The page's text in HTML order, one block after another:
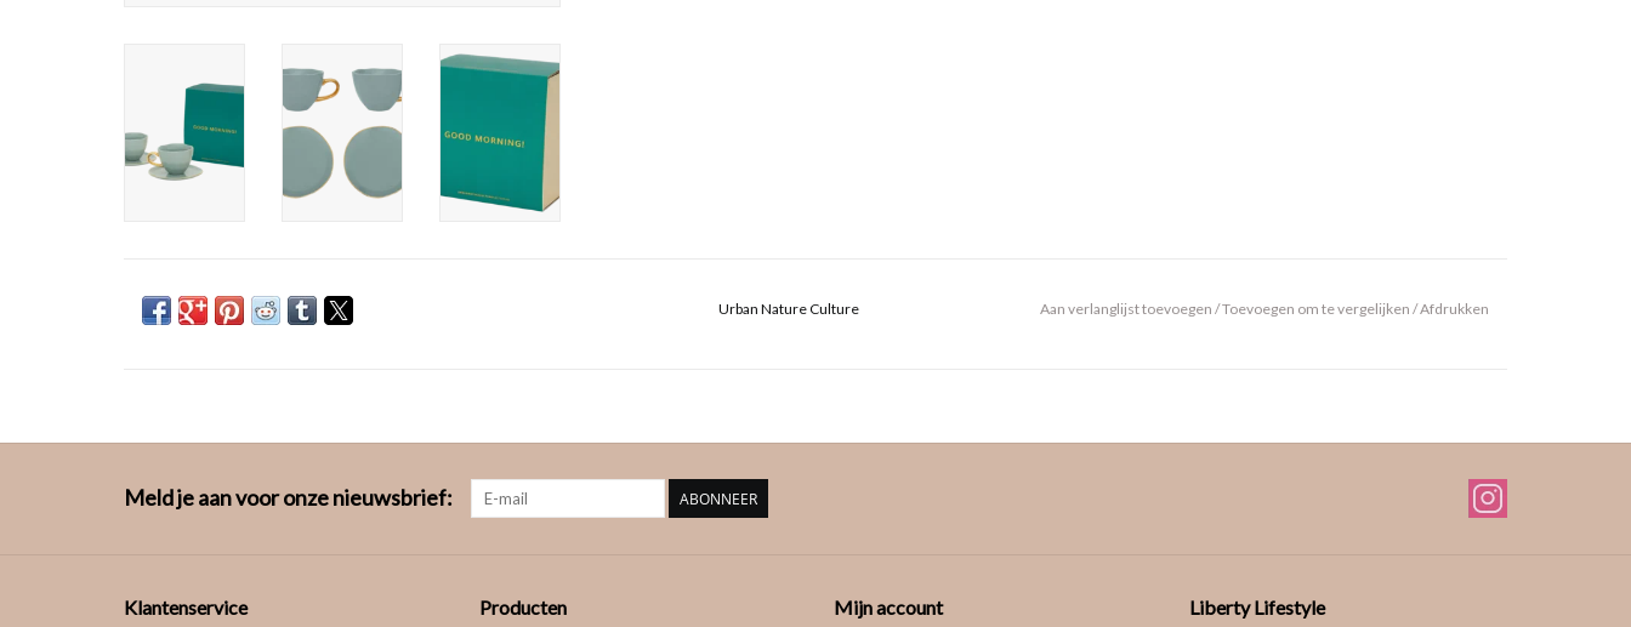
Urban Nature Culture Aan verlanglijst toevoegen /Toevoegen om te vergelijken /Afdrukken
Meld je aan voor onze nieuwsbrief: ABONNEER
Klantenservice Producten Mijn account Liberty Lifestyle